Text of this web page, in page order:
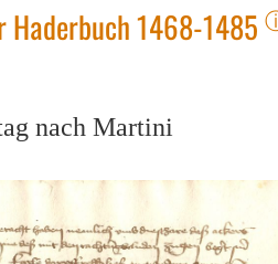
Haderbuch 1468-1485
nach Martini